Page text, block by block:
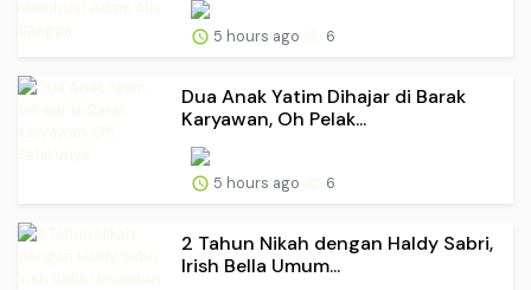
5 hours ago 6
Dua Anak Yatim Dihajar di Barak
Karyawan, Oh Pelak...
5 hours ago 6
2 Tahun Nikah dengan Haldy Sabri,
Irish Bella Umum...